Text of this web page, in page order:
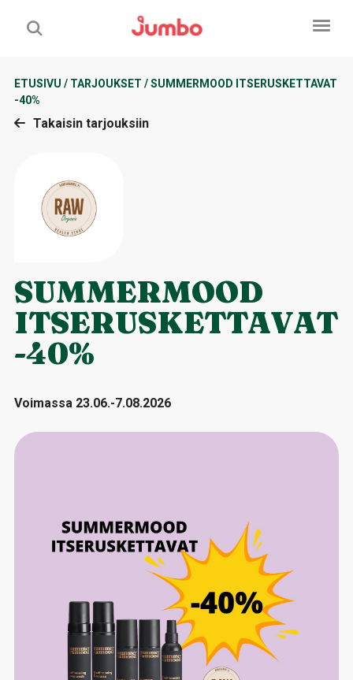
ETUSIVU / TARJOUKSET /SUMMERMOOD ITSERUSKETTAVAT
-40%
Takaisin tarjouksiin
SUMMERMOOD
ITSERUSKETTAVAT
-40%
Voimassa 23.06.-7.08.2026